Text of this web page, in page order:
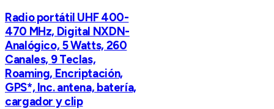
Radio portátil UHF 400-
470 MHz, Digital NXDN-
Analógico, 5 Watts, 260
Canales, 9 Teclas,
Roaming, Encriptación,
GPS*, Inc. antena, batería,
cargador y clip